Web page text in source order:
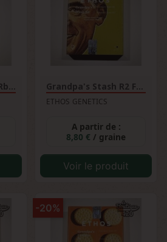
Grape Balls of Fire Rbx... Grandpa's Stash R2 Féminisée
ETHOS GENETICS
A partir de :
8,80 € / graine
Voir le produit
-20%